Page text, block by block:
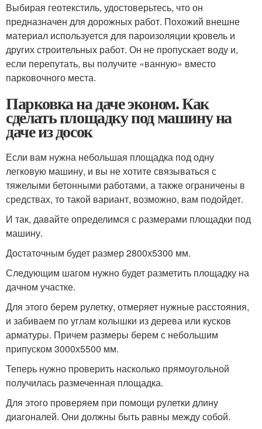
Выбирая геотекстиль, удостоверьтесь, что он
предназначен для дорожных работ. Похожий внешне
материал используется для пароизоляции кровель и
других строительных работ. Он не пропускает воду и,
если перепутать, вы получите «ванную» вместо
парковочного места.
Парковка на даче эконом. Как
сделать площадку под машину на
даче из досок
Если вам нужна небольшая площадка под одну
легковую машину, и вы не хотите связываться с
тяжелыми бетонными работами, а также ограничены в
средствах, то такой вариант, возможно, вам подойдет.
И так, давайте определимся с размерами площадки под
машину.
Достаточным будет размер 2800х5300 мм.
Следующим шагом нужно будет разметить площадку на
дачном участке.
Для этого берем рулетку, отмеряет нужные расстояния,
и забиваем по углам колышки из дерева или кусков
арматуры. Причем размеры берем с небольшим
припуском 3000х5500 мм.
Теперь нужно проверить насколько прямоугольной
получилась размеченная площадка.
Для этого проверяем при помощи рулетки длину
диагоналей. Они должны быть равны между собой.